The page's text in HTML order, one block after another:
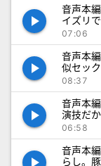
play_arrow
音声本
イズリ
07:06
play_arrow
音声本
似セッ
08:37
play_arrow
音声本
演技だ
06:58
play_arrow
音声本
らし。